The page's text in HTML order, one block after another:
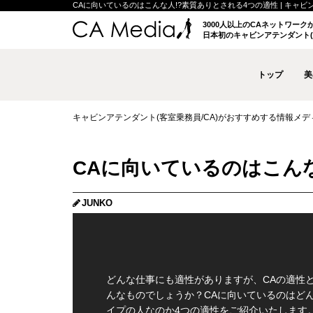
CAに向いているのはこんな人!?素質ありとされる4つの適性 | キャ
3000人以上のCAネットワーク
日本初のキャビンアテンダン
トップ
キャビンアテンダント(客室乗務員/CA)がおすすめする情報メ
CAに向いているのはこん
JUNKO
どんな仕事にも適性がありますが、CAの適性
んなものでしょうか？CAに向いているのはど
イプの人なのか4つの適性をご紹介いたします